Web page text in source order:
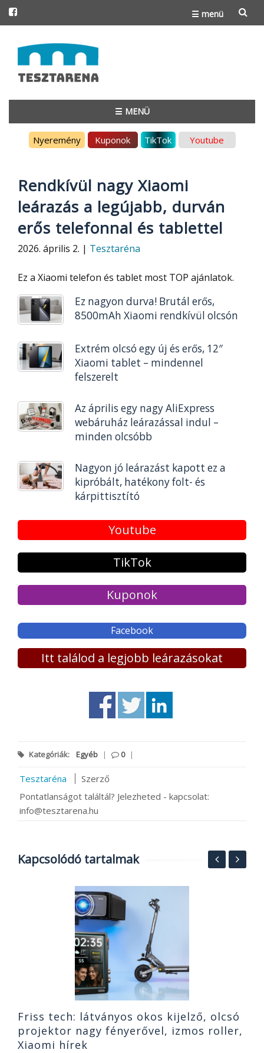
☰ menü
to
content
☰ MENÜ
Nyeremény Kuponok TikTok Youtube
Rendkívül nagy Xiaomi
leárazás a legújabb, durván
erős telefonnal és tablettel
2026. április 2. | Tesztaréna
Ez a Xiaomi telefon és tablet most TOP ajánlatok.
Ez nagyon durva! Brutál erős,
8500mAh Xiaomi rendkívül olcsón
Extrém olcsó egy új és erős, 12″
Xiaomi tablet – mindennel
felszerelt
Az április egy nagy AliExpress
webáruház leárazással indul –
minden olcsóbb
Nagyon jó leárazást kapott ez a
kipróbált, hatékony folt- és
kárpittisztító
Youtube
TikTok
Kuponok
Facebook
Itt találod a legjobb leárazásokat
Kategóriák: Egyéb | 0 |
Tesztaréna
Szerző
Pontatlanságot találtál? Jelezheted - kapcsolat:
info@tesztarena.hu
Kapcsolódó tartalmak
Friss tech: látványos okos kijelző, olcsó
projektor nagy fényerővel, izmos roller,
Xiaomi hírek